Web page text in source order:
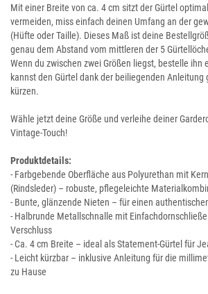
Mit einer Breite von ca. 4 cm sitzt der Gürtel
vermeiden, miss einfach deinen Umfang an der
(Hüfte oder Taille). Dieses Maß ist deine
genau dem Abstand vom mittleren der 5
Wenn du zwischen zwei Größen liegst, bestelle ihn
kannst den Gürtel dank der beiliegenden Anleitung
kürzen.
Wähle jetzt deine Größe und verleihe deiner
Vintage-Touch!
Produktdetails:
- Farbgebende Oberfläche aus Polyurethan mit
(Rindsleder) – robuste, pflegeleichte
- Bunte, glänzende Nieten – für einen
- Halbrunde Metallschnalle mit
Verschluss
- Ca. 4 cm Breite – ideal als Statement-Gürtel für
- Leicht kürzbar – inklusive Anleitung für die
zu Hause